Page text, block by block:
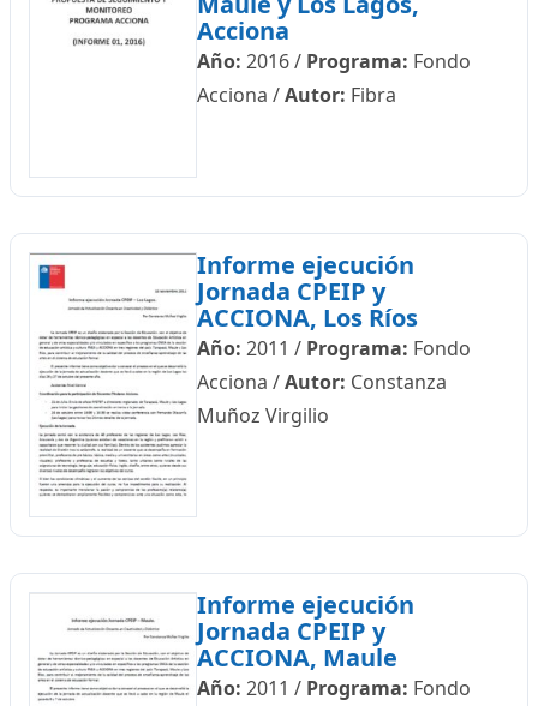
Acciona
Año: 2016/ Programa: Fondo
Acciona /Autor: Fibra
Informe ejecución
Jornada CPEIP y
ACCIONA, Los Ríos
Año: 2011 / Programa: Fondo
Acciona /Autor: Constanza
Muñoz Virgilio
Informe ejecución
Jornada CPEIP y
ACCIONA, Maule
Año: 2011 / Programa: Fondo